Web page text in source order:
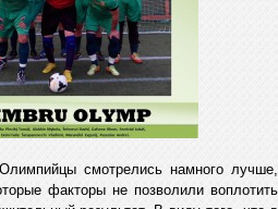
смотрелись намного лучше,
факторы не позволили воплотить